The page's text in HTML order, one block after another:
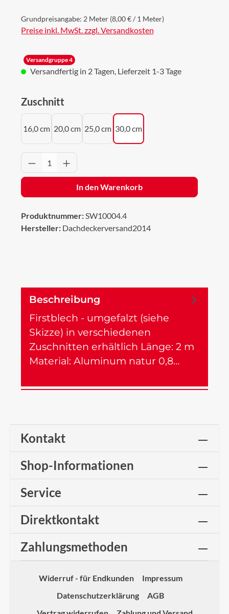
Grundpreisangabe: 2 Meter (8,00 € / 1 Meter)
Preise inkl. MwSt. zzgl. Versandkosten
Versandgruppe 4
Versandfertig in 2 Tagen, Lieferzeit 1-3 Tage
Zuschnitt
16,0 cm 20,0 cm 25,0 cm 30,0 cm
Produkt Anzahl: Gib den gewünschten
In den Warenkorb
Produktnummer:SW10004.4
Hersteller: Dachdeckerversand2014
Beschreibung
Firstblech - umgefalzt (siehe
Skizze) in verschiedenen
Zuschnitten erhältlich Länge: 2 m
Material: Aluminum natur 0,8…
Kontakt
Shop-Informationen
Service
Direktkontakt
Zahlungsmethoden
Widerruf - für Endkunden
Impressum
Datenschutzerklärung
AGB